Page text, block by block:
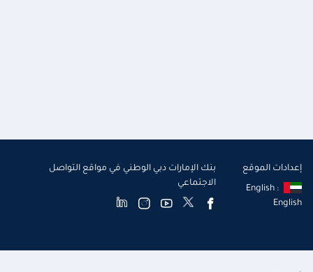
إعدادات الموقع
English :
English
بنك الإمارات دبي الوطني في مواقع التواصل
الاجتماعي